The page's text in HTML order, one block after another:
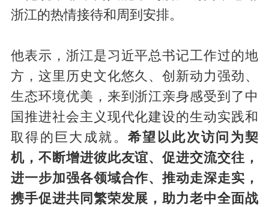
浙江的热情接待和周到安排。
他表示，浙江是习近平总书记工作过的地
方，这里历史文化悠久、创新动力强劲、
生态环境优美，来到浙江亲身感受到了中
国推进社会主义现代化建设的生动实践和
取得的巨大成就。 希望以此次访问为契
机，不断增进彼此友谊、促进交流交往，
进一步加强各领域合作、推动走深走实，
携手促进共同繁荣发展，助力老中全面战